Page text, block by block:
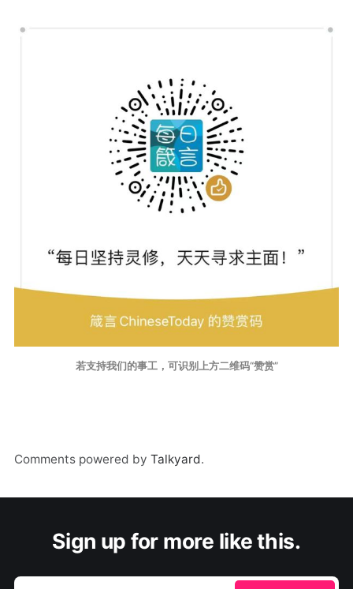
若支持我们的事工，可识别上方二维码“赞赏”
Comments powered by Talkyard.
Sign up for more like this.